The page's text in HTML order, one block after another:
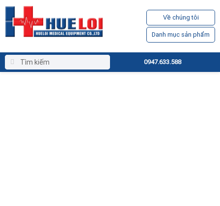
Về chúng tôi
Danh mục sản phẩm
0947.633.588